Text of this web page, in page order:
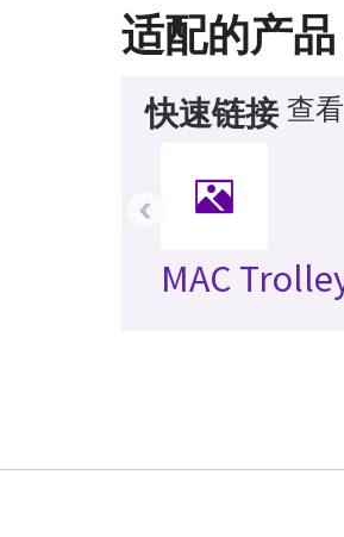
适配的产品
快速链接 查
MAC
‹